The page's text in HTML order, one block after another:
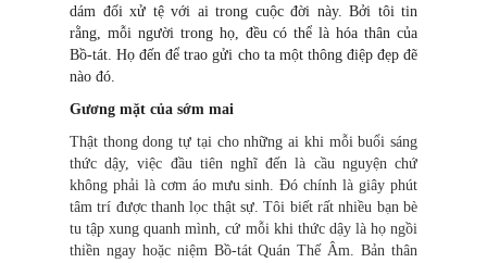
dám đối xử tệ với ai trong cuộc đời này. Bởi tôi tin
rằng, mỗi người trong họ, đều có thể là hóa thân của
Bồ-tát. Họ đến để trao gửi cho ta một thông điệp đẹp đẽ
nào đó.
Gương mặt của sớm mai
Thật thong dong tự tại cho những ai khi mỗi buổi sáng
thức dậy, việc đầu tiên nghĩ đến là cầu nguyện chứ
không phải là cơm áo mưu sinh. Đó chính là giây phút
tâm trí được thanh lọc thật sự. Tôi biết rất nhiều bạn bè
tu tập xung quanh mình, cứ mỗi khi thức dậy là họ ngồi
thiền ngay hoặc niệm Bồ-tát Quán Thế Âm. Bản thân